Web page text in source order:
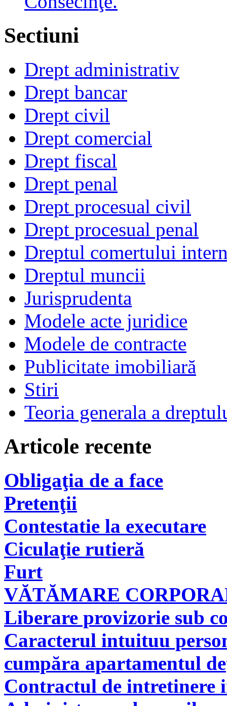
Sectiuni
Drept administrativ
Drept bancar
Drept civil
Drept comercial
Drept fiscal
Drept penal
Drept procesual civil
Drept procesual penal
Dreptul comertului
Dreptul muncii
Jurisprudenta
Modele acte juridice
Modele de contracte
Publicitate imobiliară
Stiri
Teoria generala a
Articole recente
Obligaţia de a face
Pretenţii
Contestatie la executare
Ciculaţie rutieră
Furt
VĂTĂMARE
Liberare provizorie sub
Caracterul intuituu
cumpăra apartamentul
Contractul de intretinere